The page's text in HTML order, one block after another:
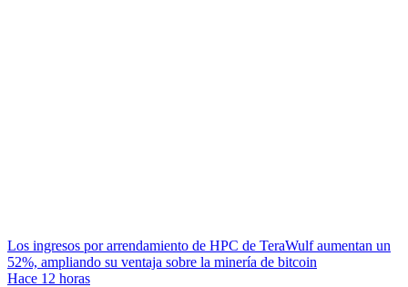
Los ingresos por arrendamiento de HPC de TeraWulf aumentan un
52%, ampliando su ventaja sobre la minería de bitcoin
Hace 12 horas